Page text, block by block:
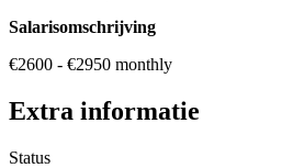
Salarisomschrijving
€2600 - €2950 monthly
Extra informatie
Status